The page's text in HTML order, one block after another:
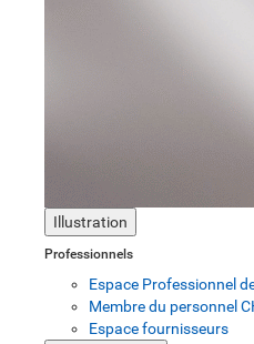
Illustration
Professionnels
Espace Professionnel
Membre du personnel
Espace fournisseurs